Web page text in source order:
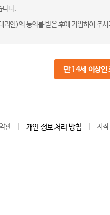
니다.
인)의 동의를 받은 후에 가입하여 주
만 14세 이상인
관 개인 정보 처리 방침 저